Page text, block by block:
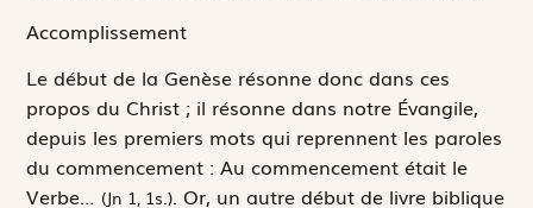
Accomplissement
Le début de la Genèse résonne donc dans ces
propos du Christ ; il résonne dans notre Évangile,
depuis les premiers mots qui reprennent les paroles
du commencement : Au commencement était le
Verbe… (Jn 1, 1s.). Or, un autre début de livre biblique